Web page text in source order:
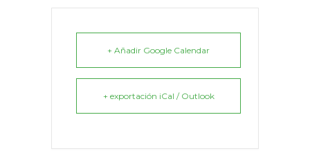
+ Añadir Google Calendar
+ exportación iCal / Outlook